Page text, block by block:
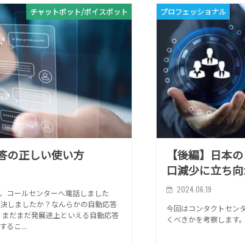
チャットボット/ボイスボット
の正しい使い方
コールセンターへ電話しました
しましたか？なんらかの自動応答
だまだ発展途上といえる自動応答
るこ...
プロフェッショナル
【後編】日本
口減少に立ち
2024.06.19
今回はコンタクトセン
くべきかを考察します。